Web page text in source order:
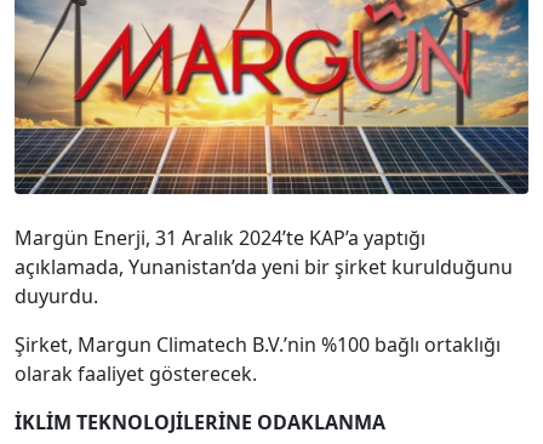
Margün Enerji, 31 Aralık 2024’te KAP’a yaptığı
açıklamada, Yunanistan’da yeni bir şirket kurulduğunu
duyurdu.
Şirket, Margun Climatech B.V.’nin %100 bağlı ortaklığı
olarak faaliyet gösterecek.
İKLİM TEKNOLOJİLERİNE ODAKLANMA